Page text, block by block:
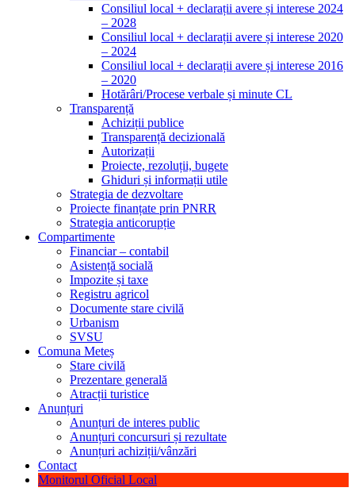
Consiliul local + declarații avere și interese 2024
– 2028
Consiliul local + declarații avere și interese 2020
– 2024
Consiliul local + declarații avere și interese 2016
– 2020
Hotărâri/Procese verbale și minute CL
Transparență
Achiziții publice
Transparență decizională
Autorizații
Proiecte, rezoluții, bugete
Ghiduri și informații utile
Strategia de dezvoltare
Proiecte finanțate prin PNRR
Strategia anticorupție
Compartimente
Financiar – contabil
Asistență socială
Impozite și taxe
Registru agricol
Documente stare civilă
Urbanism
SVSU
Comuna Meteș
Stare civilă
Prezentare generală
Atracții turistice
Anunțuri
Anunțuri de interes public
Anunțuri concursuri și rezultate
Anunțuri achiziții/vânzări
Contact
Monitorul Oficial Local